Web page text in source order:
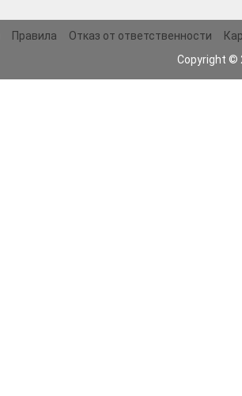
Правила Отказ от ответственности
Copyright ©